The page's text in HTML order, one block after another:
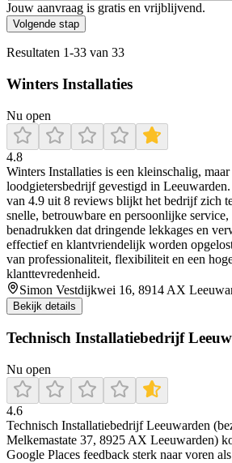
Jouw aanvraag is gratis en vrijblijvend.
Volgende stap
Resultaten 1-33 van 33
Winters Installaties
Nu open
4.8
Winters Installaties is een kleinschalig,
loodgietersbedrijf gevestigd in
van 4.9 uit 8 reviews blijkt het bedrijf zich
snelle, betrouwbare en persoonlijke
benadrukken dat dringende lekkages en
effectief en klantvriendelijk worden
van professionaliteit, flexibiliteit en een
klanttevredenheid.
Simon Vestdijkwei 16, 8914 AX
Bekijk details
Technisch Installatiebedrijf
Nu open
4.6
Technisch Installatiebedrijf Leeuwarden
Melkemastate 37, 8925 AX Leeuwarden)
Google Places feedback sterk naar voren